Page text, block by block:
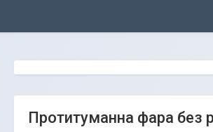
Протитуманна фара без